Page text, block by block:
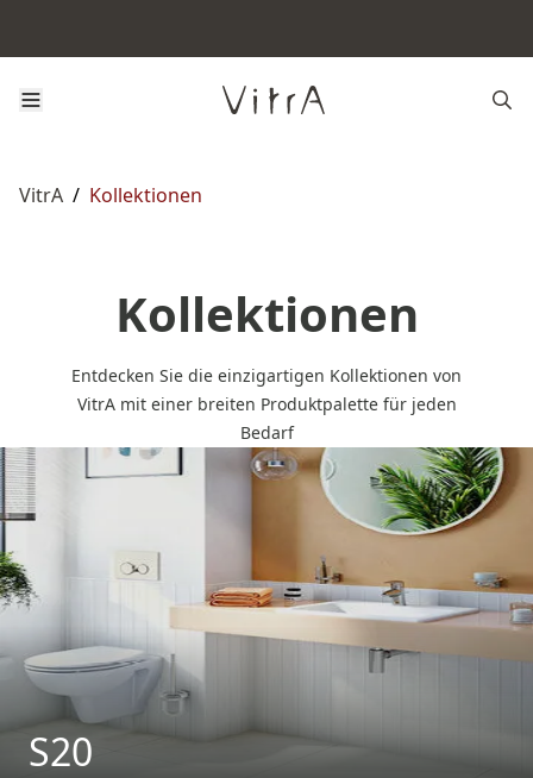
VitrA / Kollektionen
Kollektionen
Entdecken Sie die einzigartigen Kollektionen von
VitrA mit einer breiten Produktpalette für jeden
Bedarf
S20